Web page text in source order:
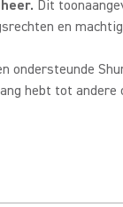
Dit
en
ondersteunde
hebt tot